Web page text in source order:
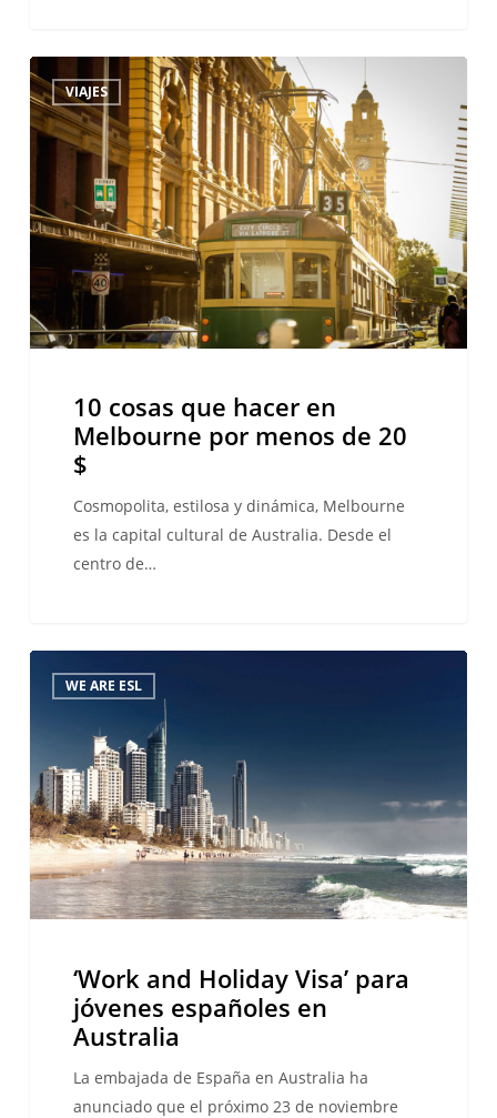
10
cosas
que
Melbourne
por
menos
de
20
VIAJES
10 cosas que hacer en
Melbourne por menos de 20
$
Cosmopolita, estilosa y dinámica, Melbourne
es la capital cultural de Australia. Desde el
centro de…
para
jóvenes
españoles
en
Australia
WE ARE ESL
‘Work and Holiday Visa’ para
jóvenes españoles en
Australia
La embajada de España en Australia ha
anunciado que el próximo 23 de noviembre